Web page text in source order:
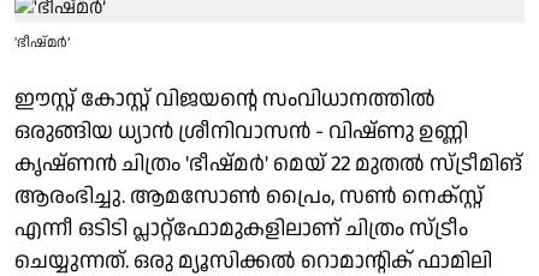
'ഭീഷ്മർ’
ഈസ്റ്റ് കോസ്റ്റ് വിജയന്റെ സംവിധാനത്തിൽ
ഒരുങ്ങിയ ധ്യാൻ ശ്രീനിവാസൻ - വിഷ്ണു ഉണ്ണി
കൃഷ്‌ണൻ ചിത്രം 'ഭീഷ്മർ' മെയ്‌ 22 മുതൽ സ്ട്രീമിങ്
ആരംഭിച്ചു. ആമസോൺ പ്രൈം, സൺ നെക്സ്റ്റ്
എന്നീ ഒടിടി പ്ലാറ്റ്‌ഫോമുകളിലാണ് ചിത്രം സ്ട്രീം
ചെയ്യുന്നത്. ഒരു മ്യൂസിക്കൽ റൊമാന്റിക് ഫാമിലി